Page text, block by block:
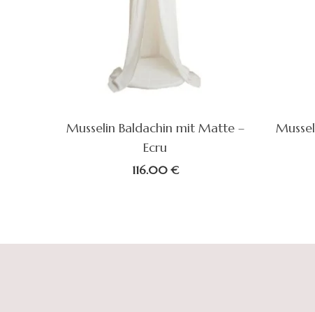
Musselin Baldachin mit Matte –
Ecru
116.00€